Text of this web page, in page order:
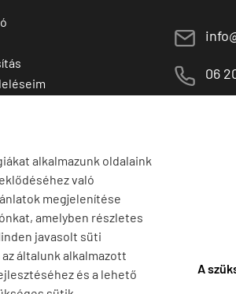
alkalmazunk oldalaink
való
megjelenítése
amelyben részletes
javasolt süti
általunk alkalmazott
és a lehető
A
E
M 06